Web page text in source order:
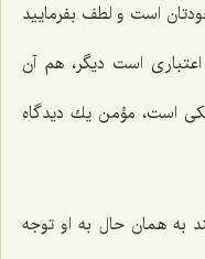
است و لطف بفرمایید
است دیگر، هم آن
است، مؤمن یك دیدگاه
همان حال به او توجه